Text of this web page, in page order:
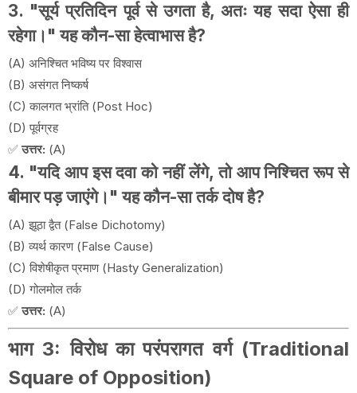
3. "सूर्य प्रतिदिन पूर्व से उगता है, अतः यह सदा ऐसा ही
रहेगा।" यह कौन-सा हेत्वाभास है?
(A) अनिश्चित भविष्य पर विश्वास
(B) असंगत निष्कर्ष
(C) कालगत भ्रांति (Post Hoc)
(D) पूर्वग्रह
✅उत्तर: (A)
4. "यदि आप इस दवा को नहीं लेंगे, तो आप निश्चित रूप से
बीमार पड़ जाएंगे।" यह कौन-सा तर्क दोष है?
(A) झूठा द्वैत (False Dichotomy)
(B) व्यर्थ कारण (False Cause)
(C) विशेषीकृत प्रमाण (Hasty Generalization)
(D) गोलमोल तर्क
✅उत्तर: (A)
भाग 3: विरोध का परंपरागत वर्ग (Traditional
Square of Opposition)